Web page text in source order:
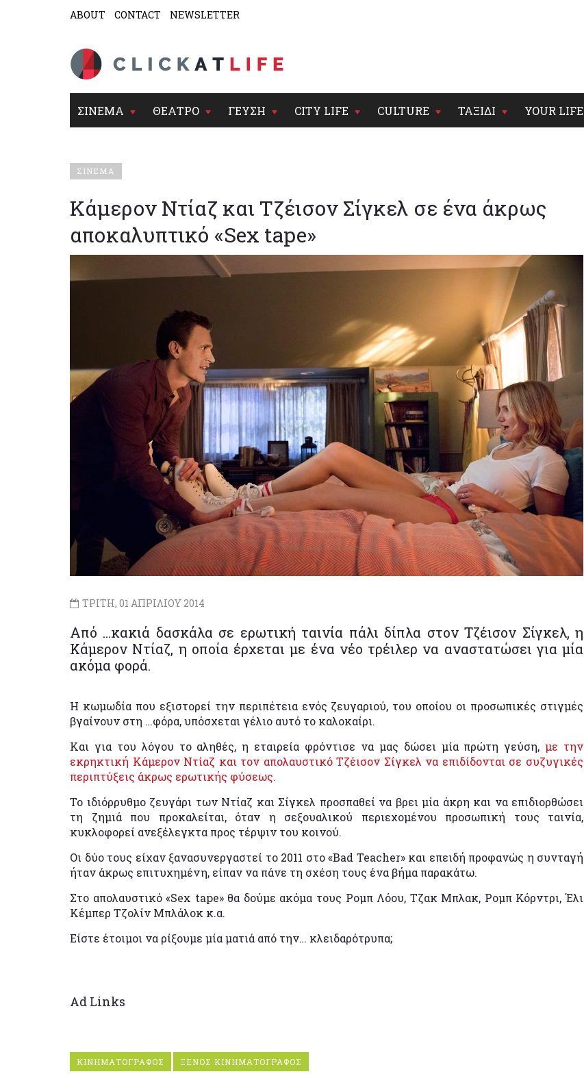
ABOUT CONTACT NEWSLETTER
ΣΙΝΕΜΑ ΘΕΑΤΡΟ ΓΕΥΣΗ CITY LIFE CULTURE ΤΑΞΙΔΙ YOUR LIFE
ΣΙΝΕΜΑ
Κάμερον Ντίαζ και Τζέισον Σίγκελ σε ένα άκρως
αποκαλυπτικό «Sex tape»
ΤΡΙΤΗ, 01 ΑΠΡΙΛΙΟΥ 2014
Από …κακιά δασκάλα σε ερωτική ταινία πάλι δίπλα στον Τζέισον Σίγκελ, η
Κάμερον Ντίαζ, η οποία έρχεται με ένα νέο τρέιλερ να αναστατώσει για μία
ακόμα φορά.
Η κωμωδία που εξιστορεί την περιπέτεια ενός ζευγαριού, του οποίου οι προσωπικές στιγμές
βγαίνουν στη …φόρα, υπόσχεται γέλιο αυτό το καλοκαίρι.
Και για του λόγου το αληθές, η εταιρεία φρόντισε να μας δώσει μία πρώτη γεύση,με την
εκρηκτική Κάμερον Ντίαζ και τον απολαυστικό Τζέισον Σίγκελ να επιδίδονται σε συζυγικές
περιπτύξεις άκρως ερωτικής φύσεως.
Το ιδιόρρυθμο ζευγάρι των Ντίαζ και Σίγκελ προσπαθεί να βρει μία άκρη και να επιδιορθώσει
τη ζημιά που προκαλείται, όταν η σεξουαλικού περιεχομένου προσωπική τους ταινία,
κυκλοφορεί ανεξέλεγκτα προς τέρψιν του κοινού.
Οι δύο τους είχαν ξανασυνεργαστεί το 2011 στο «Bad Teacher» και επειδή προφανώς η συνταγή
ήταν άκρως επιτυχημένη, είπαν να πάνε τη σχέση τους ένα βήμα παρακάτω.
Στο απολαυστικό «Sex tape» θα δούμε ακόμα τους Ρομπ Λόου, Τζακ Μπλακ, Ρομπ Κόρντρι, Έλι
Κέμπερ Τζολίν Μπλάλοκ κ.α.
Είστε έτοιμοι να ρίξουμε μία ματιά από την… κλειδαρότρυπα;
Ad Links
ΚΙΝΗΜΑΤΟΓΡΑΦΟΣ ΞΕΝΟΣ ΚΙΝΗΜΑΤΟΓΡΑΦΟΣ